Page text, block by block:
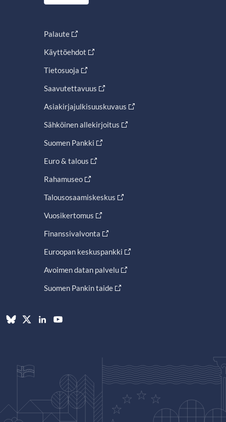
Palaute
Käyttöehdot
Tietosuoja
Saavutettavuus
Asiakirjajulkisuuskuvaus
Sähköinen allekirjoitus
Suomen Pankki
Euro & talous
Rahamuseo
Talousosaamiskeskus
Vuosikertomus
Finanssivalvonta
Euroopan keskuspankki
Avoimen datan palvelu
Suomen Pankin taide